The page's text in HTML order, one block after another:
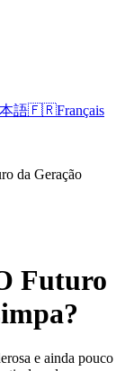
語🇫🇷Français
da Geração
Futuro
e ainda pouco